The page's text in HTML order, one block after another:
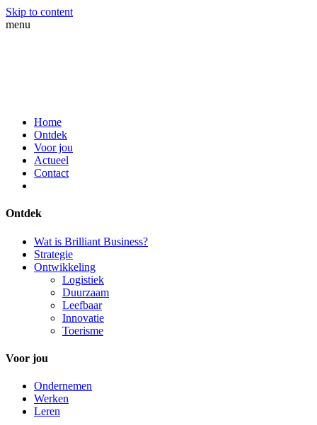
Skip to content
menu
Home
Ontdek
Voor jou
Actueel
Contact
Ontdek
Wat is Brilliant Business?
Strategie
Ontwikkeling
Logistiek
Duurzaam
Leefbaar
Innovatie
Toerisme
Voor jou
Ondernemen
Werken
Leren